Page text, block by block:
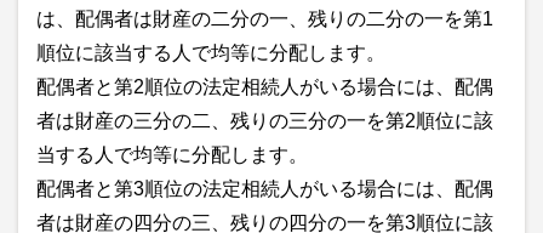
は、配偶者は財産の二分の一、残りの二分の一を第1
順位に該当する人で均等に分配します。
配偶者と第2順位の法定相続人がいる場合には、配偶
者は財産の三分の二、残りの三分の一を第2順位に該
当する人で均等に分配します。
配偶者と第3順位の法定相続人がいる場合には、配偶
者は財産の四分の三、残りの四分の一を第3順位に該